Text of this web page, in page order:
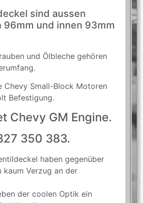
sind aussen
96mm und innen 93mm
und Ölbleche gehören
Chevy Small-Block Motoren
Befestigung.
Chevy GM Engine.
350 383.
haben gegenüber
kaum Verzug an der
der coolen Optik ein